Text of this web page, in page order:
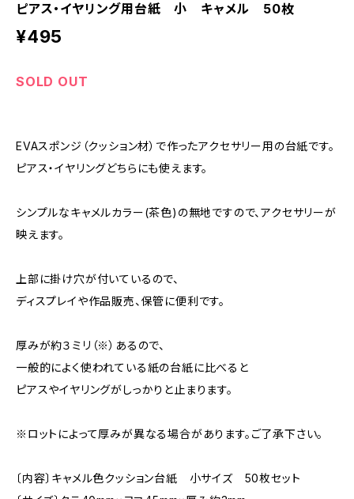
ピアス・イヤリング用台紙 小 キャメル 50枚
¥495
SOLD OUT
EVAスポンジ（クッション材）で作ったアクセサリー用の台紙です。
ピアス・イヤリングどちらにも使えます。
シンプルなキャメルカラー(茶色)の無地ですので、アクセサリーが
映えます。
上部に掛け穴が付いているので、
ディスプレイや作品販売、保管に便利です。
厚みが約３ミリ（※）あるので、
一般的によく使われている紙の台紙に比べると
ピアスやイヤリングがしっかりと止まります。
※ロットによって厚みが異なる場合があります。ご了承下さい。
〔内容〕キャメル色クッション台紙 小サイズ 50枚セット